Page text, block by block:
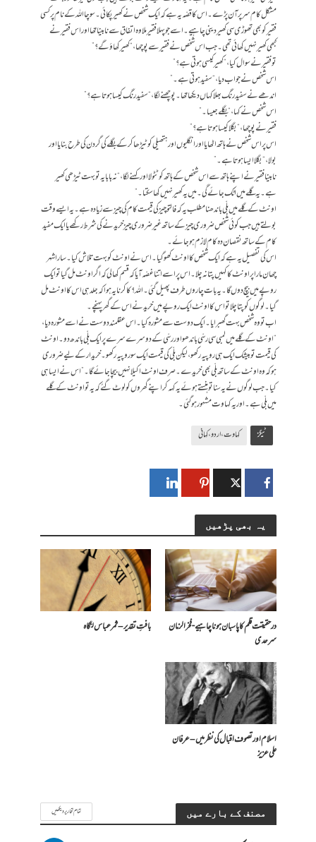
مشکل کام سر پر آن پڑے۔ اس کا قصّہ یہ ہے کہ ایک شخص نے کھیر پکائی۔ سوچا اللہ کے نام پر کسی
فقیر کو بھی تھوڑی سی کھیر دینی چاہیے۔ اسے جو پہلا فقیر ملا وہ اتفاق سے نابینا تھا اور اس فقیر نے
کبھی کھیر نہیں کھائی تھی۔ جب اس شخص نے فقیر سے پوچھا، “کھیر کھاؤ گے؟”
تو فقیر نے سوال کیا، “کھیر کیسی ہوتی ہے؟”
اس شخص نے جواب دیا، “سفید ہوتی ہے۔”
اندھے نے سفید رنگ بھلا کہاں دیکھا تھا۔ پوچھنے لگا، “سفید رنگ کیسا ہوتا ہے؟”
اس شخص نے کہا، “بگلے جیسا۔”
فقیر نے پوچھا، “بگلا کیسا ہوتا ہے؟”
اس پر اس شخص نے ہاتھ اٹھایا اور انگلیوں اور ہتھیلی کو ٹیڑھا کر کے بگلے کی گردن کی طرح بنایا اور
بولا، “بگلا ایسا ہوتا ہے۔”
نابینا فقیر نے اپنے ہاتھ سے اس شخص کے ہاتھ کو ٹٹولا اور کہنے لگا، “نہ بابا یہ توبہت ٹیڑھی کھیر
ہے۔ یہ گلے میں اٹک جائے گی۔ میں یہ کھیر نہیں کھا سکتا۔”
اونٹ کے گلے میں بلّی باندھنا مطلب یہ کہ فالتو چیز کی قیمت کام کی چیز سے زیادہ ہے۔ یہ ایسے وقت
بولتے ہیں جب کوئی شخص ضروری چیز کے ساتھ غیر ضروری چیز خریدنے کی شرط رکھے یا ایک مفید
کام کے ساتھ نقصان دہ کام لازم ہو جائے۔
اس کی تفصیل یہ ہے کہ ایک شخص کا اونٹ کھو گیا۔ اس نے اونٹ کو بہت تلاش کیا۔ سارا شہر
چھان مارا پر اونٹ کا کہیں پتا نہ چلا۔ اس پر اسے اتنا غصّہ آیا کہ قسم کھالی کہ اگر اونٹ مل گیا تو ایک
روپے میں بیچ دوں گا۔ یہ بات چاروں طرف پھیل گئی۔ اللہ؟کا کرنا یہ ہوا کہ جلد ہی اس کا اونٹ مل
گیا۔ لوگوں کو پتا چلا تو اس کا اونٹ ایک روپے میں خریدنے اس کے گھر پہنچے۔
اب تو وہ شخص بہت گھبرایا۔ ایک دوست سے مشورہ کیا۔ اس عقلمند دوست نے اسے مشورہ دیا،
“اونٹ کے گلے میں لمبی سی رسّی باندھو اور رسّی کے دوسرے سرے پر ایک بلّی باندھ دو۔ اونٹ
کی قیمت تو بیشک ایک ہی روپیہ رکھو، لیکن بلّی کی قیمت ایک سو روپیہ رکھو۔ خریدار کے لیے ضروری
ہو کہ وہ اونٹ کے ساتھ بلّی بھی خریدے۔ صرف اونٹ اکیلا نہیں بیچا جائے گا۔” اس نے ایسا ہی
کیا۔ جب لوگوں نے یہ سنا تو ہنستے ہوئے یہ کہہ کر اپنے گھروں کو لوٹ گئے کہ یہ تو اونٹ کے گلے
میں بلّی ہے۔ اور یہ کہاوت مشہور ہو گئی۔
ٹیگز کہاوت، اردو، کہانی
یہ بھی پڑھیں
درحقیقت قلم کا پاسبان ہونا چاہیے- فخرالزمان
سرحدی
بافتِ تقدیر – ثمر عباس لنگاہ
اسلام اور تصوف اقبال کی نظر میں – عرفان
علی عزیز
مصنف کے بارے میں تمام تحاریر دیکھیں